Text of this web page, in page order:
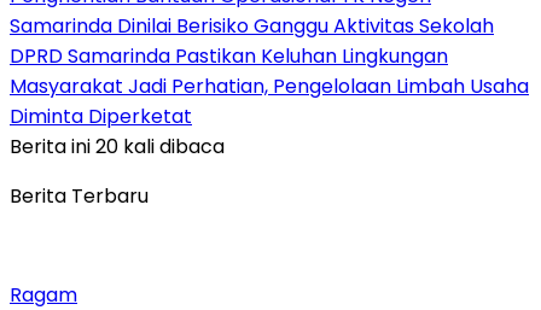
Samarinda Dinilai Berisiko Ganggu Aktivitas Sekolah
DPRD Samarinda Pastikan Keluhan Lingkungan
Masyarakat Jadi Perhatian, Pengelolaan Limbah Usaha
Diminta Diperketat
Berita ini 20 kali dibaca
Berita Terbaru
Ragam